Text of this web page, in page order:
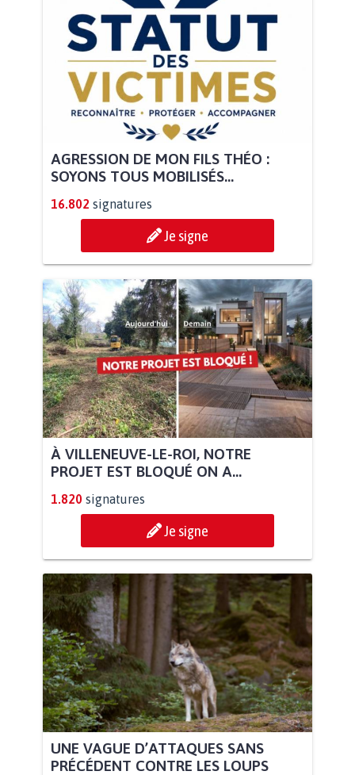
AGRESSION DE MON FILS THÉO :
SOYONS TOUS MOBILISÉS...
16.802 signatures
Je signe
À VILLENEUVE-LE-ROI, NOTRE
PROJET EST BLOQUÉ ON A...
1.820 signatures
Je signe
UNE VAGUE D’ATTAQUES SANS
PRÉCÉDENT CONTRE LES LOUPS